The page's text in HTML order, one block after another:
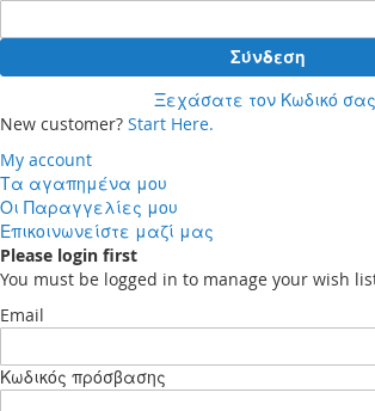
Σύνδεση
Ξεχάσατε τον Κωδικό
New customer? Start Here.
My account
Τα αγαπημένα μου
Οι Παραγγελίες μου
Επικοινωνείστε μαζί μας
Please login first
You must be logged in to manage your wish
Email
Κωδικός πρόσβασης